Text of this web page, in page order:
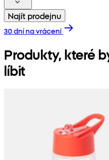
Najít prodejnu
30 dní na vrácení
Produkty, které
líbit